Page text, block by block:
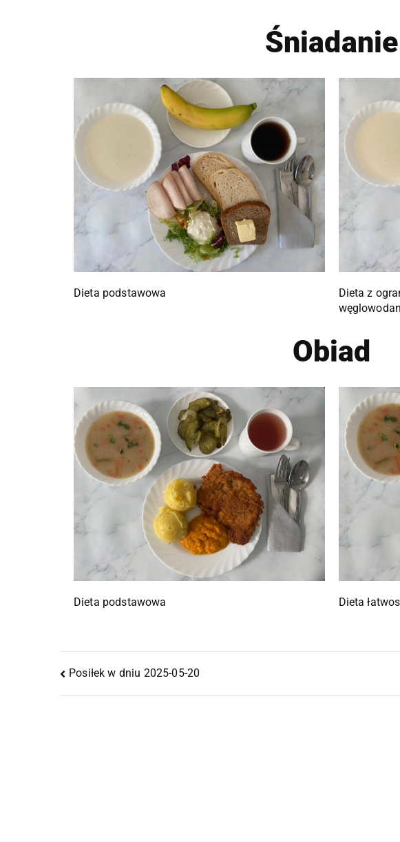
Śniadanie
Dieta podstawowa
Dieta z
Obiad
Dieta podstawowa Dieta
Posiłek w dniu 2025-05-20